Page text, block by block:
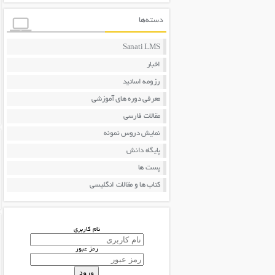
دسته‌ها
Sanati LMS
اخبار
رزومه اساتید
معرفی دوره های آموزشی
مقالات فارسی
نمایش دروس نمونه
پایگاه دانش
پست ها
کتاب ها و مقالات انگلیسی
نام کاربری
رمز عبور